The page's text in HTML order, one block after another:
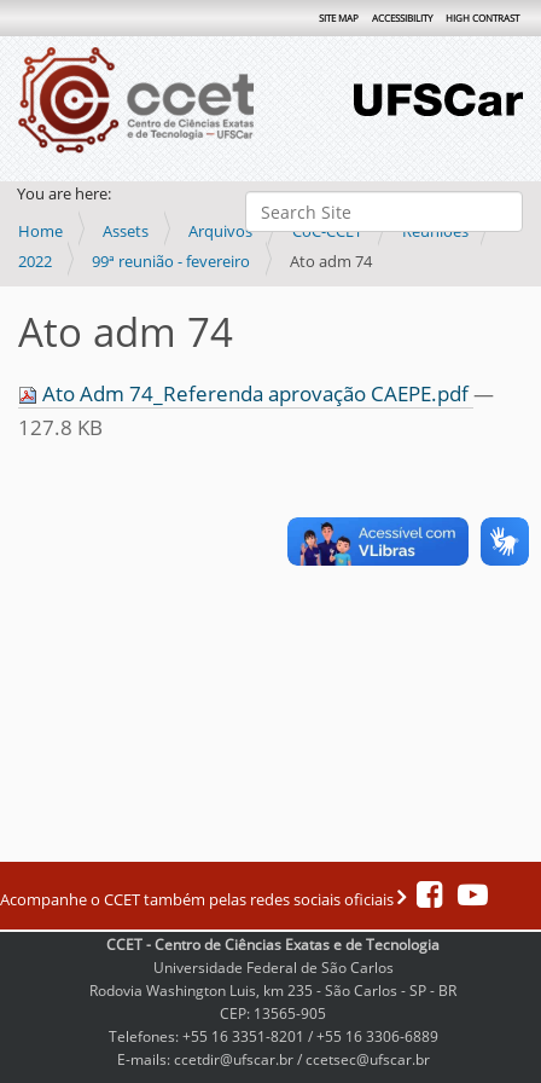
Search Site
SITE MAP ACCESSIBILITY HIGH CONTRAST
You are here:
Home
Assets Arquivos CoC-CCET
Reuniões
2022
99ª reunião - fevereiro Ato adm 74
Ato adm 74
Ato Adm 74_Referenda aprovação CAEPE.pdf—
127.8 KB
Acompanhe o CCET também pelas redes sociais oficiais
CCET - Centro de Ciências Exatas e de Tecnologia
Universidade Federal de São Carlos
Rodovia Washington Luis, km 235 - São Carlos - SP - BR
CEP: 13565-905
Telefones: +55 16 3351-8201 / +55 16 3306-6889
E-mails: ccetdir@ufscar.br / ccetsec@ufscar.br